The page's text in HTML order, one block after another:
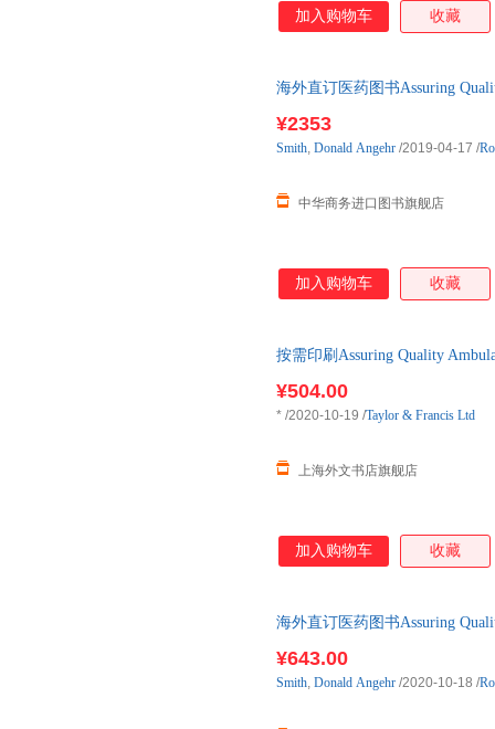
加入购物车 收藏
海外直订医药图书Assuring
¥2353
中华商务进口图书旗舰店
Smith, Donald Angehr /2019-04-17 /
加入购物车 收藏
按需印刷Assuring Quality
¥504.00
上海外文书店旗舰店
* /2020-10-19 /Taylor & Francis Ltd
加入购物车 收藏
海外直订医药图书Assuring
¥643.00
Smith, Donald Angehr /2020-10-18 /